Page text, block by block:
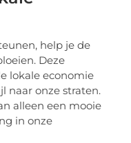
help je de
Deze
lokale economie
naar onze straten.
alleen een mooie
in onze